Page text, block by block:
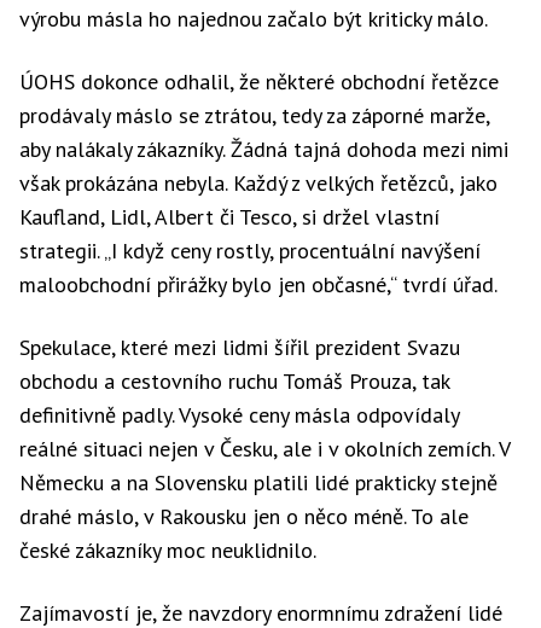
výrobu másla ho najednou začalo být kriticky málo.
ÚOHS dokonce odhalil, že některé obchodní řetězce
prodávaly máslo se ztrátou, tedy za záporné marže,
aby nalákaly zákazníky. Žádná tajná dohoda mezi nimi
však prokázána nebyla. Každý z velkých řetězců, jako
Kaufland, Lidl, Albert či Tesco, si držel vlastní
strategii. „I když ceny rostly, procentuální navýšení
maloobchodní přirážky bylo jen občasné,“ tvrdí úřad.
Spekulace, které mezi lidmi šířil prezident Svazu
obchodu a cestovního ruchu Tomáš Prouza, tak
definitivně padly. Vysoké ceny másla odpovídaly
reálné situaci nejen v Česku, ale i v okolních zemích. V
Německu a na Slovensku platili lidé prakticky stejně
drahé máslo, v Rakousku jen o něco méně. To ale
české zákazníky moc neuklidnilo.
Zajímavostí je, že navzdory enormnímu zdražení lidé